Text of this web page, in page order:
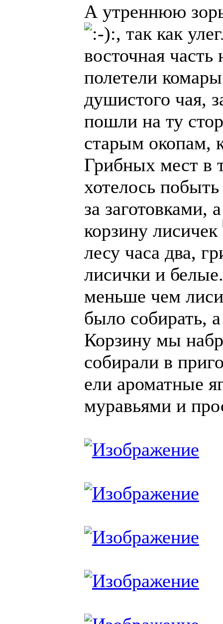
А утреннюю
, так как
восточная часть
полетели
душистого чая,
пошли на ту
старым окопам,
Грибных мест в
хотелось
за заготовками,
корзину лисичек
лесу часа два,
лисички и
меньше чем
было собирать,
Корзину мы
собирали в
ели ароматные
муравьями и